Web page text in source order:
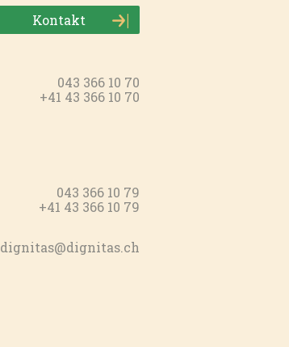
Kontakt
043 366 10 70
+41 43 366 10 70
043 366 10 79
+41 43 366 10 79
dignitas@dignitas.ch